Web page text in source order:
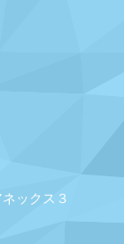
ックス３